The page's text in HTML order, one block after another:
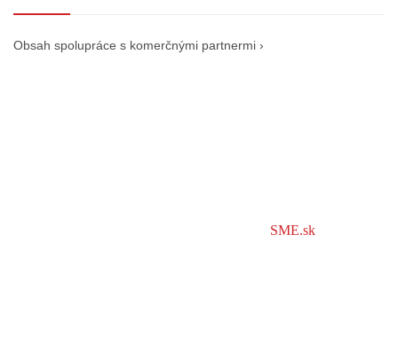
Obsah spolupráce s komerčnými partnermi ›
SME.sk